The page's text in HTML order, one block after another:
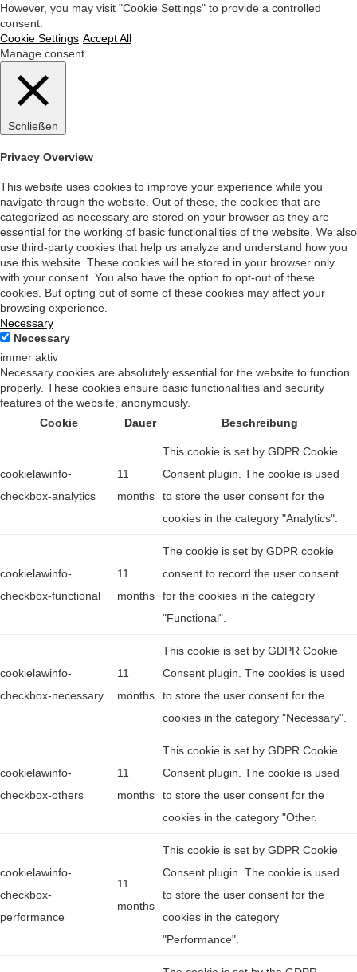
However, you may visit "Cookie Settings" to provide a controlled
consent.
Cookie Settings Accept All
Manage consent
Schließen
Privacy Overview
This website uses cookies to improve your experience while you
navigate through the website. Out of these, the cookies that are
categorized as necessary are stored on your browser as they are
essential for the working of basic functionalities of the website. We also
use third-party cookies that help us analyze and understand how you
use this website. These cookies will be stored in your browser only
with your consent. You also have the option to opt-out of these
cookies. But opting out of some of these cookies may affect your
browsing experience.
Necessary
Necessary
immer aktiv
Necessary cookies are absolutely essential for the website to function
properly. These cookies ensure basic functionalities and security
features of the website, anonymously.
Cookie
Dauer Beschreibung
cookielawinfo-
checkbox-analytics
11
months
This cookie is set by GDPR Cookie
Consent plugin. The cookie is used
to store the user consent for the
cookies in the category "Analytics".
cookielawinfo-
checkbox-functional
11
months
The cookie is set by GDPR cookie
consent to record the user consent
for the cookies in the category
"Functional".
cookielawinfo-
checkbox-necessary
11
months
This cookie is set by GDPR Cookie
Consent plugin. The cookies is used
to store the user consent for the
cookies in the category "Necessary".
cookielawinfo-
checkbox-others
11
months
This cookie is set by GDPR Cookie
Consent plugin. The cookie is used
to store the user consent for the
cookies in the category "Other.
cookielawinfo-
checkbox-
performance
11
months
This cookie is set by GDPR Cookie
Consent plugin. The cookie is used
to store the user consent for the
cookies in the category
"Performance".